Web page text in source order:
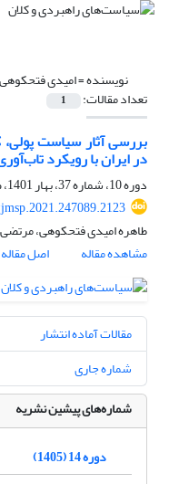
نویسنده =امیدی
تعداد مقالات: 1
بررسی آثار سیاست
در ایران با رویکرد
دوره 10، شماره 37، بهار 1401، صفحه
طاهره امیدی فتحکوهی،
مشاهده مقاله
اصل مقاله
مقالات آماده انتشار
شماره جاری
شماره‌های پیشین نشریه
دوره 14 (1405)